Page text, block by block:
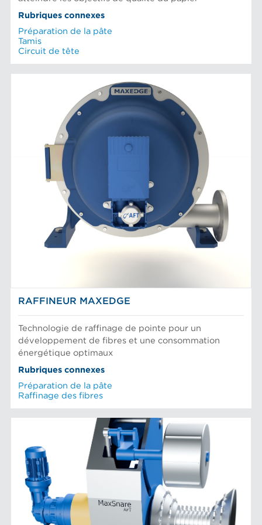
Rubriques connexes
Préparation de la pâte
Tamis
Circuit de tête
RAFFINEUR MAXEDGE
Technologie de raffinage de pointe pour un
développement de fibres et une consommation
énergétique optimaux
Rubriques connexes
Préparation de la pâte
Raffinage des fibres